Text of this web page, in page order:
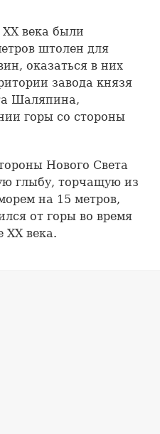
века были
штолен для
оказаться в них
завода князя
Шаляпина,
горы со стороны
Нового Света
глыбу, торчащую из
на 15 метров,
от горы во время
XX века.